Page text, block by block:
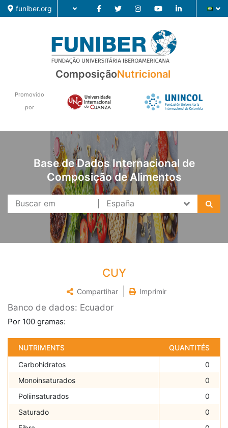
funiber.org
Formação
Pesquisa
Notícias
ComposiçãoNutricional
Promovido
por
Base de Dados Internacional de
Composição de Alimentos
CUY
Compartihar Imprimir
Banco de dados: Ecuador
Por 100 gramas:
NUTRIMENTS
QUANTITÉS
Carbohidratos
0
Monoinsaturados
0
Poliinsaturados
0
Saturado
0